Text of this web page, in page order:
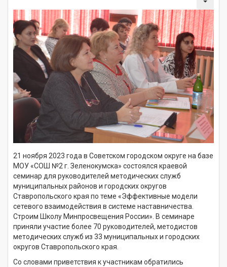
21 ноября 2023 года в Советском городском округе на базе
МОУ «СОШ №2 г. Зеленокумска» состоялся краевой
семинар для руководителей методических служб
муниципальных районов и городских округов
Ставропольского края по теме «Эффективные модели
сетевого взаимодействия в системе наставничества.
Строим Школу Минпросвещения России». В семинаре
приняли участие более 70 руководителей, методистов
методических служб из 33 муниципальных и городских
округов Ставропольского края.
Со словами приветствия к участникам обратились